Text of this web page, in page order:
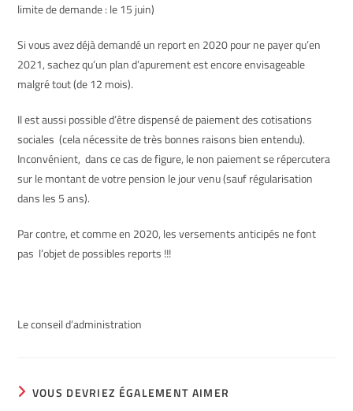
limite de demande : le 15 juin)
Si vous avez déjà demandé un report en 2020 pour ne payer qu’en
2021, sachez qu’un plan d’apurement est encore envisageable
malgré tout (de 12 mois).
Il est aussi possible d’être dispensé de paiement des cotisations
sociales (cela nécessite de très bonnes raisons bien entendu).
Inconvénient, dans ce cas de figure, le non paiement se répercutera
sur le montant de votre pension le jour venu (sauf régularisation
dans les 5 ans).
Par contre, et comme en 2020, les versements anticipés ne font
pas l’objet de possibles reports !!!
Le conseil d’administration
VOUS DEVRIEZ ÉGALEMENT AIMER